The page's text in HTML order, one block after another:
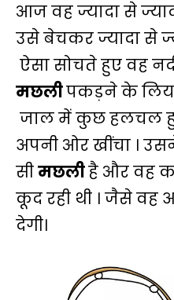
आज वह ज्यादा से
उसे बेचकर ज्यादा से
ऐसा सोचते हुए वह
मछलीपकड़ने के लिय
जाल में कुछ हलचल
अपनी ओर खींचा ।
सीमछलीहै और वह
कूद रही थी । जैसे वह
देगी।